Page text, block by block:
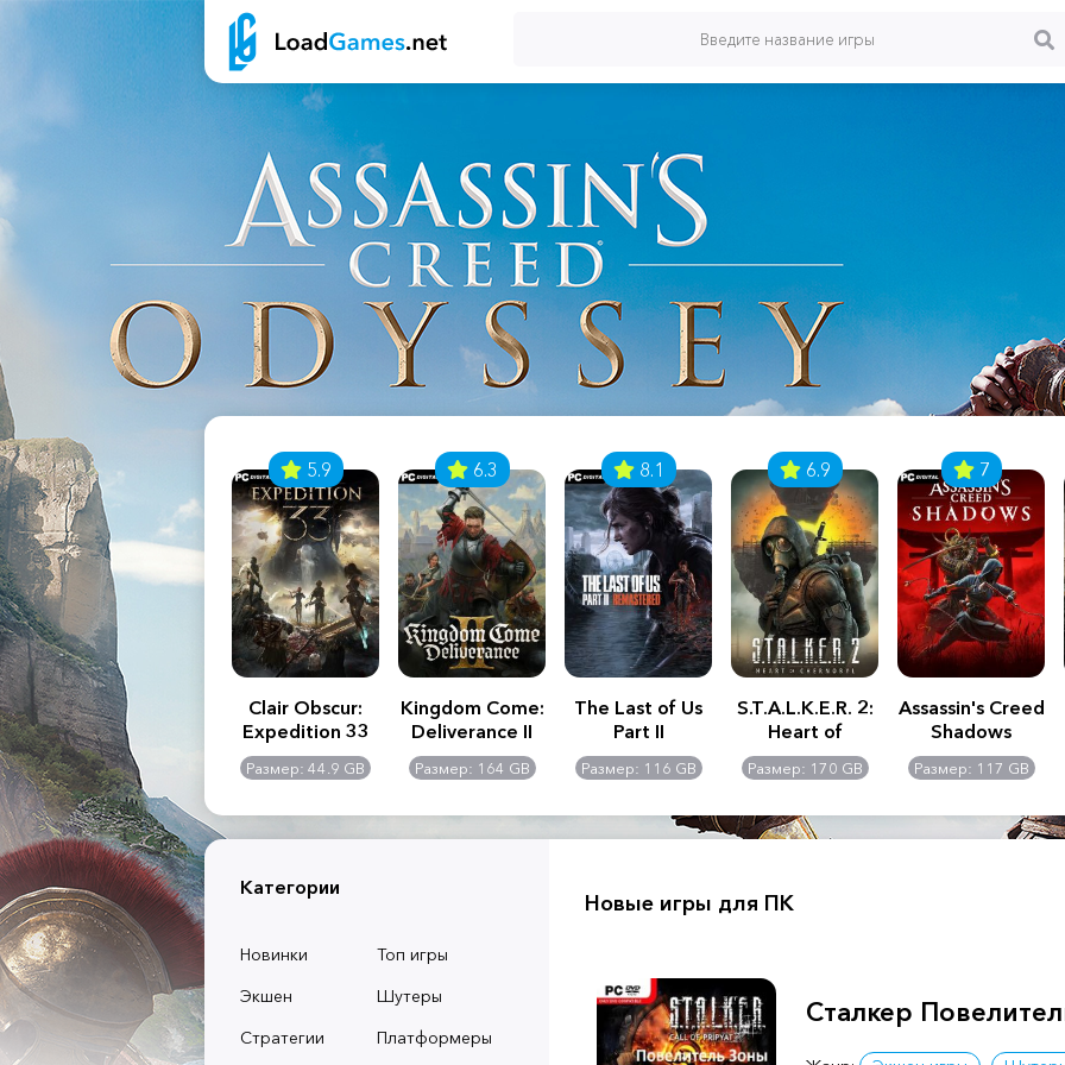
2:
-
GB
Assassin's Creed
Shadows
Размер: 117 GB
5.9
Clair Obscur:
Expedition 33
Размер: 44.9 GB
6.3
Kingdom Come:
Deliverance II
Размер: 164 GB
8.1
The Last of Us
Part II
Remastered
Размер: 116 GB
6.9
S.T.A.L.K.E.R. 2:
Heart of
Chernobyl -
Ultimate Edition
Размер: 170 GB
7
Assassin's Creed
Shadows
Размер: 117 GB
Категории
Новинки
Топ игры
Экшен
Шутеры
Стратегии
Платформеры
Новые игры для ПК
Сталкер